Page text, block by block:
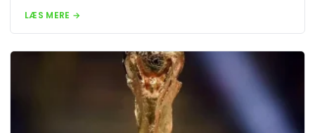
LÆS MERE →